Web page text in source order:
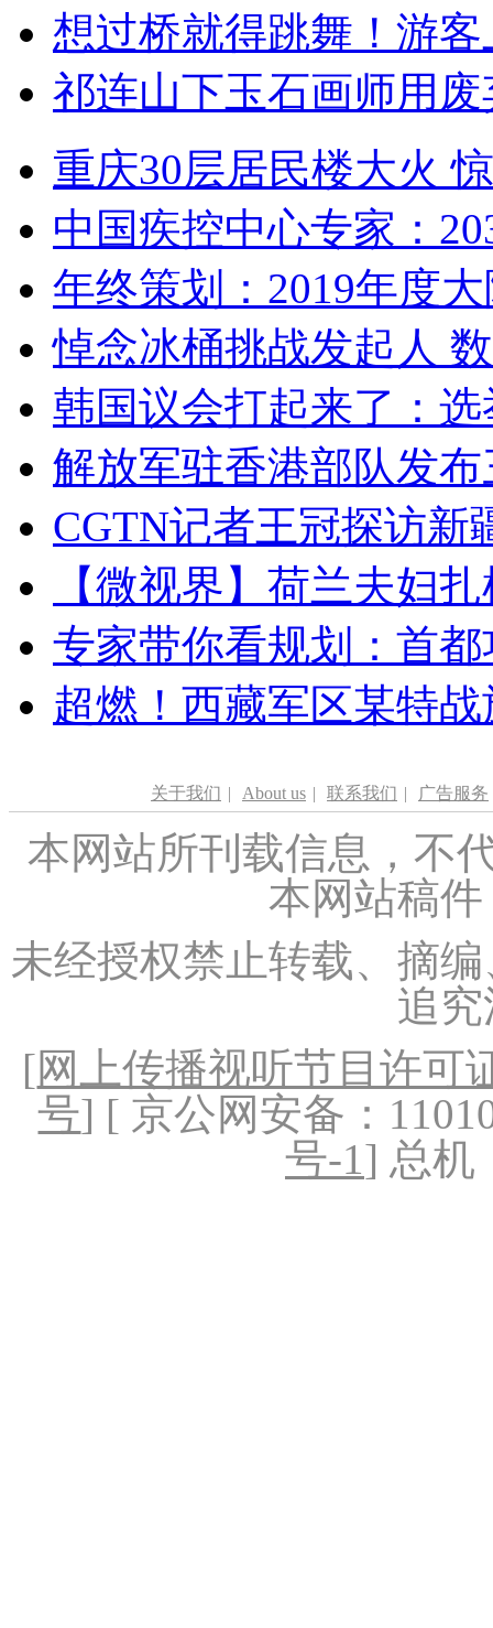
想过桥就得跳舞！游客
祁连山下玉石画师用
重庆30层居民楼大火
中国疾控中心专家：
年终策划：2019年度
悼念冰桶挑战发起人
韩国议会打起来了：
解放军驻香港部队发
CGTN记者王冠探访新
【微视界】荷兰夫妇
专家带你看规划：首
超燃！西藏军区某特
关于我们 | About us | 联系我们 | 广告服务
本网站所刊载信息，不
本网站稿
未经授权禁止转载、摘
追
[网上传播视听节目许可
号] [ 京公网安备：
号-1] 总机